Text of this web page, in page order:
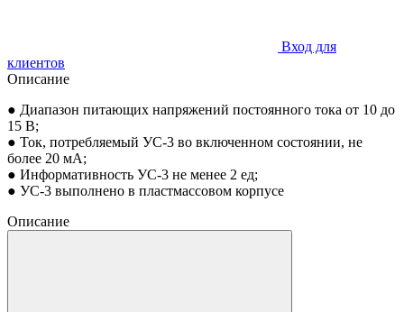
Вход для
клиентов
Описание
● Диапазон питающих напряжений постоянного тока от 10 до
15 В;
● Ток, потребляемый УС-3 во включенном состоянии, не
более 20 мА;
● Информативность УС-3 не менее 2 ед;
● УС-3 выполнено в пластмассовом корпусе
Описание